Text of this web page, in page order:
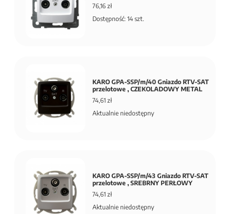
76,16 zł
Dostępność: 14 szt.
KARO GPA-SSP/m/40 Gniazdo RTV-SAT
przelotowe , CZEKOLADOWY METAL
74,61 zł
Aktualnie niedostępny
KARO GPA-SSP/m/43 Gniazdo RTV-SAT
przelotowe , SREBRNY PERŁOWY
74,61 zł
Aktualnie niedostępny